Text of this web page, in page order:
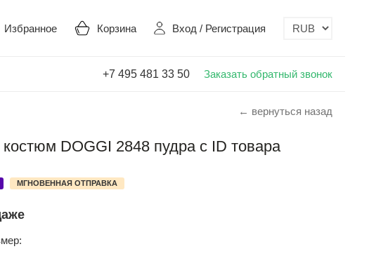
Избранное Корзина Вход / Регистрация
+7 495 481 33 50 Заказать обратный звонок
← вернуться назад
DOGGI 2848 пудра с ID товара
МГНОВЕННАЯ ОТПРАВКА